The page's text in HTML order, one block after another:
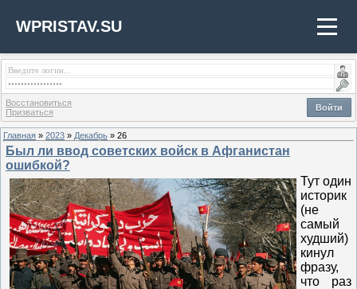
WPRISTAV.SU
Войти
Восстановиться
Призваться
Главная » 2023 » Декабрь » 26
Был ли ввод советских войск в Афганистан
ошибкой?
Тут один
историк
(не
самый
худший)
кинул
фразу,
что раз